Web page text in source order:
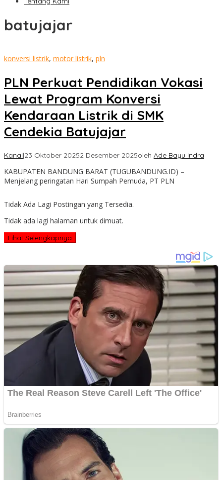
batujajar
konversi listrik, motor listrik, pln
PLN Perkuat Pendidikan Vokasi
Lewat Program Konversi
Kendaraan Listrik di SMK
Cendekia Batujajar
Kanal|23 Oktober 20252 Desember 2025oleh Ade Bayu Indra
KABUPATEN BANDUNG BARAT (TUGUBANDUNG.ID) –
Menjelang peringatan Hari Sumpah Pemuda, PT PLN
Tidak Ada Lagi Postingan yang Tersedia.
Tidak ada lagi halaman untuk dimuat.
Lihat Selengkapnya